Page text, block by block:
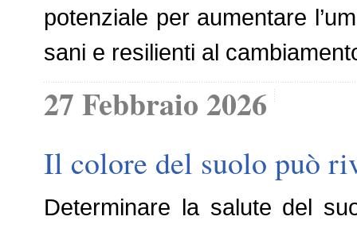
potenziale per aumentare
sani e resilienti al
27 Febbraio 2026
Il colore del suolo può
Determinare la salute del